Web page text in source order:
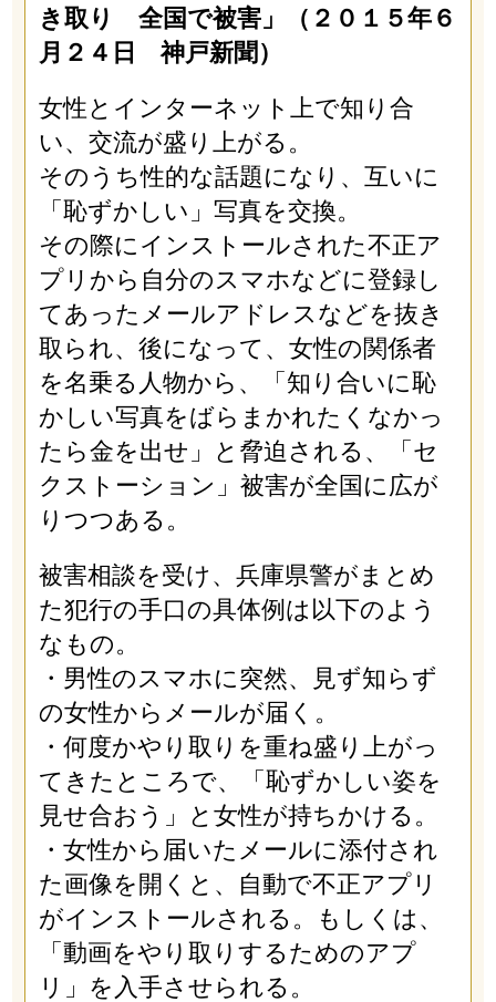
き取り 全国で被害」（２０１５年６
月２４日 神戸新聞）
女性とインターネット上で知り合
い、交流が盛り上がる。
そのうち性的な話題になり、互いに
「恥ずかしい」写真を交換。
その際にインストールされた不正ア
プリから自分のスマホなどに登録し
てあったメールアドレスなどを抜き
取られ、後になって、女性の関係者
を名乗る人物から、「知り合いに恥
かしい写真をばらまかれたくなかっ
たら金を出せ」と脅迫される、「セ
クストーション」被害が全国に広が
りつつある。
被害相談を受け、兵庫県警がまとめ
た犯行の手口の具体例は以下のよう
なもの。
・男性のスマホに突然、見ず知らず
の女性からメールが届く。
・何度かやり取りを重ね盛り上がっ
てきたところで、「恥ずかしい姿を
見せ合おう」と女性が持ちかける。
・女性から届いたメールに添付され
た画像を開くと、自動で不正アプリ
がインストールされる。もしくは、
「動画をやり取りするためのアプ
リ」を入手させられる。